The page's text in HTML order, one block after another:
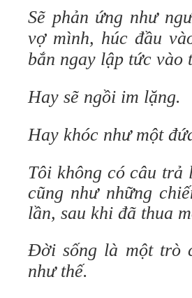
Sẽ phản ứng như
vợ mình, húc đầu
bắn ngay lập tức vào
Hay sẽ ngồi im lặng.
Hay khóc như một
Tôi không có câu trả
cũng như những
lần, sau khi đã thua
Đời sống là một trò
như thế.